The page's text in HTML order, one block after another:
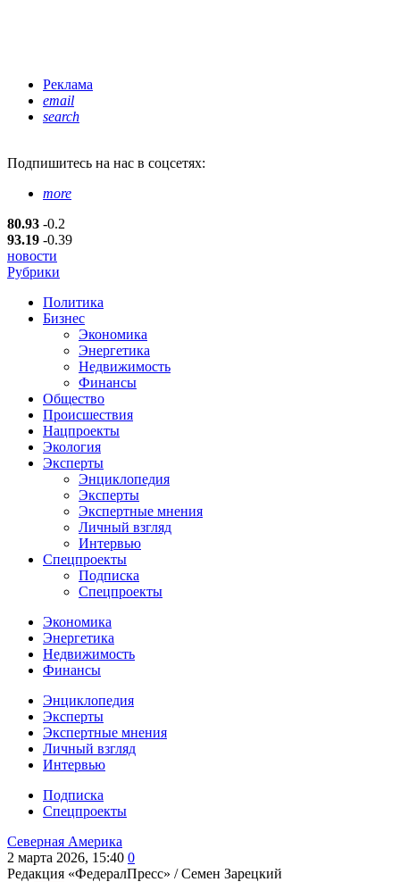
Реклама
email
search
Подпишитесь на нас в соцсетях:
more
80.93 -0.2
93.19 -0.39
новости
Рубрики
Политика
Бизнес
Экономика
Энергетика
Недвижимость
Финансы
Общество
Происшествия
Нацпроекты
Экология
Эксперты
Энциклопедия
Эксперты
Экспертные мнения
Личный взгляд
Интервью
Спецпроекты
Подписка
Спецпроекты
Экономика
Энергетика
Недвижимость
Финансы
Энциклопедия
Эксперты
Экспертные мнения
Личный взгляд
Интервью
Подписка
Спецпроекты
Северная Америка
2 марта 2026, 15:40 0
Редакция «ФедералПресс» /Семен Зарецкий